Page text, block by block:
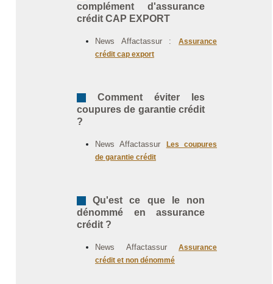
complément d'assurance
crédit CAP EXPORT
News Affactassur : Assurance
crédit cap export
Comment éviter les
coupures de garantie crédit
?
News Affactassur
Les coupures
de garantie crédit
Qu'est ce que le non
dénommé en assurance
crédit ?
News Affactassur Assurance
crédit et non dénommé